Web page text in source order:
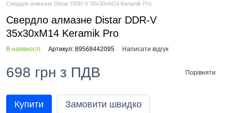
Свердло алмазне Distar DDR-V 35x30xM14 Keramik Pro
Свердло алмазне Distar DDR-V
35x30xM14 Keramik Pro
В наявності Артикул: 89568442095 Написати відгук
698 грн з ПДВ Порівняти
Купити Замовити швидко